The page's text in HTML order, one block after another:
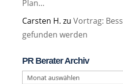
Plan…
Carsten H. zu Vortrag:
gefunden werden
PR Berater Archiv
PR